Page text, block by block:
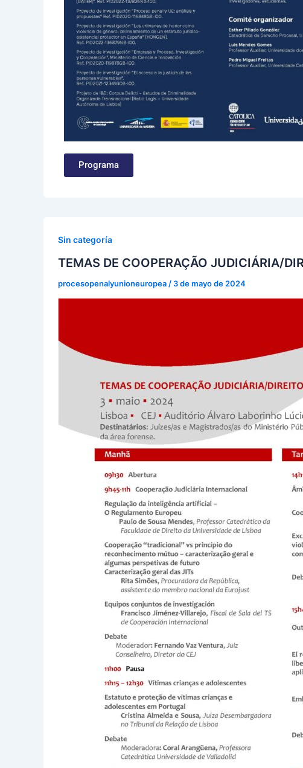
Programa
Sin categoría
TEMAS DE COOPERAÇÃO JUDICIÁRIA/
procesopenalyunioneuropea / 3 de mayo de 2024